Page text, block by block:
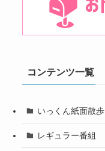
コンテンツ一覧
いっくん紙面散歩
レギュラー番組